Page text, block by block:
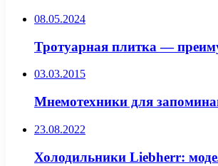
08.05.2024
Тротуарная плитка —
03.03.2015
Мнемотехники для
23.08.2022
Холодильники Liebherr: